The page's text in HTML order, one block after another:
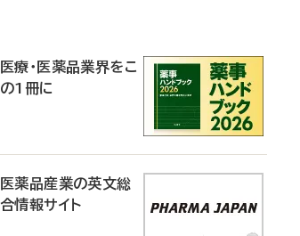
医療・医薬品業界をこ
の1冊に
医薬品産業の英文総
合情報サイト